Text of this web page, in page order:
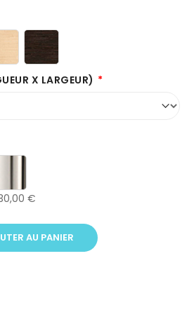
X LARGEUR)
€
AU PANIER